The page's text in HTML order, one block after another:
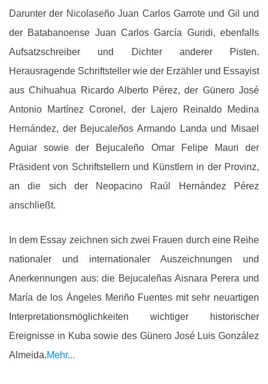
Darunter der Nicolaseño Juan Carlos Garrote und Gil und
der Batabanoense Juan Carlos García Guridi, ebenfalls
Aufsatzschreiber und Dichter anderer Pisten.
Herausragende Schriftsteller wie der Erzähler und Essayist
aus Chihuahua Ricardo Alberto Pérez, der Günero José
Antonio Martínez Coronel, der Lajero Reinaldo Medina
Hernández, der Bejucaleños Armando Landa und Misael
Aguiar sowie der Bejucaleño Omar Felipe Mauri der
Präsident von Schriftstellern und Künstlern in der Provinz,
an die sich der Neopacino Raúl Hernández Pérez
anschließt.
In dem Essay zeichnen sich zwei Frauen durch eine Reihe
nationaler und internationaler Auszeichnungen und
Anerkennungen aus: die Bejucaleñas Aisnara Perera und
María de los Ángeles Meriño Fuentes mit sehr neuartigen
Interpretationsmöglichkeiten wichtiger historischer
Ereignisse in Kuba sowie des Günero José Luis González
Almeida.Mehr...